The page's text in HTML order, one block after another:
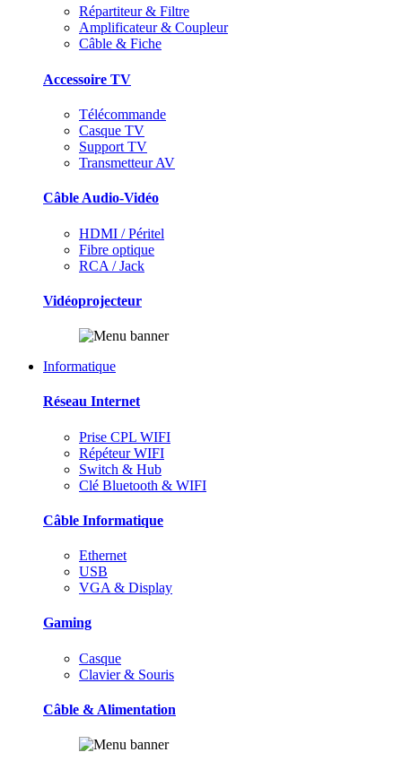
Répartiteur & Filtre
Amplificateur & Coupleur
Câble & Fiche
Accessoire TV
Télécommande
Casque TV
Support TV
Transmetteur AV
Câble Audio-Vidéo
HDMI / Péritel
Fibre optique
RCA / Jack
Vidéoprojecteur
Informatique
Réseau Internet
Prise CPL WIFI
Répéteur WIFI
Switch & Hub
Clé Bluetooth & WIFI
Câble Informatique
Ethernet
USB
VGA & Display
Gaming
Casque
Clavier & Souris
Câble & Alimentation